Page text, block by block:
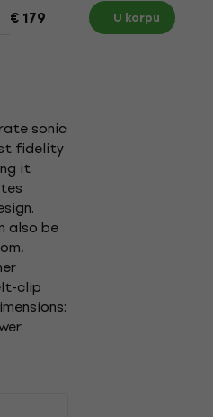
€ 179 U korpu
sonic
fidelity
it
also be
clip